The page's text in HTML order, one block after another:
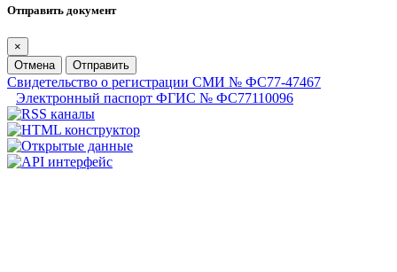
Отправить документ
×
Отмена
Отправить
Свидетельство о регистрации СМИ № ФС77-47467
Электронный паспорт ФГИС № ФС77110096